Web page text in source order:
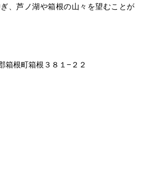
、芦ノ湖や箱根の山々を望むことが
箱根町箱根３８１−２２